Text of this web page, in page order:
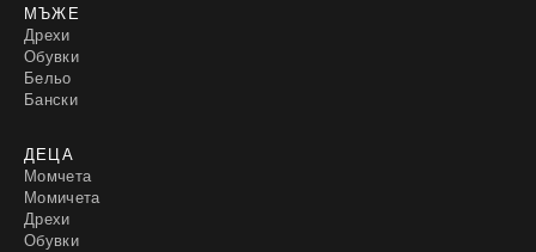
МЪЖЕ
Дрехи
Обувки
Бельо
Бански
ДЕЦА
Момчета
Момичета
Дрехи
Обувки